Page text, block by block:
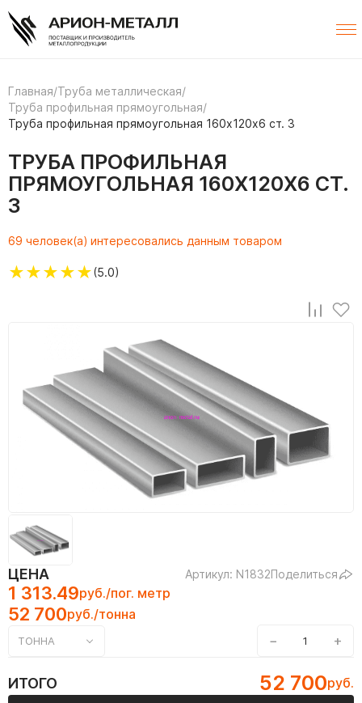
Главная/Труба металлическая/
Труба профильная прямоугольная/
Труба профильная прямоугольная 160х120х6 ст. 3
ТРУБА ПРОФИЛЬНАЯ
ПРЯМОУГОЛЬНАЯ 160Х120Х6 СТ.
3
69 человек(а) интересовались данным товаром
★★★★★(5.0)
ЦЕНА Артикул: N1832Поделиться
1 313.49руб./пог. метр
52 700руб./тонна
ТОННА − +
ИТОГО 52 700руб.